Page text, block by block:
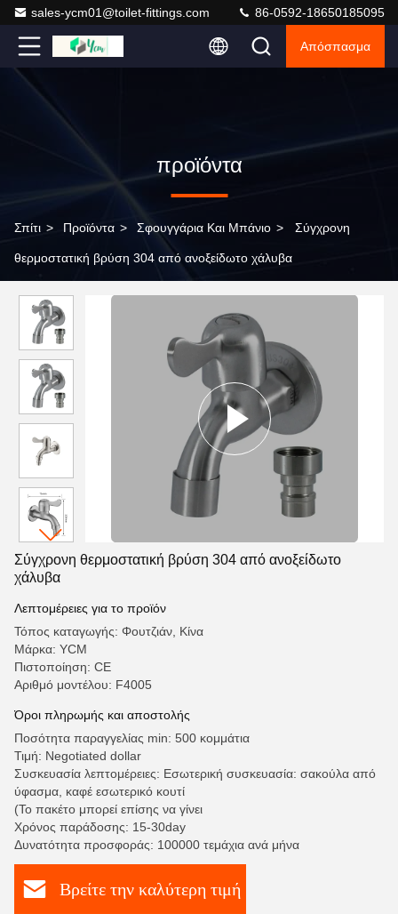
sales-ycm01@toilet-fittings.com 86-0592-18650185095
Απόσπασμα
προϊόντα
Σπίτι > Προϊόντα > Σφουγγάρια Και Μπάνιο > Σύγχρονη
θερμοστατική βρύση 304 από ανοξείδωτο χάλυβα
Σύγχρονη θερμοστατική βρύση 304 από ανοξείδωτο
χάλυβα
Λεπτομέρειες για το προϊόν
Τόπος καταγωγής: Φουτζιάν, Κίνα
Μάρκα: YCM
Πιστοποίηση: CE
Αριθμό μοντέλου: F4005
Όροι πληρωμής και αποστολής
Ποσότητα παραγγελίας min: 500 κομμάτια
Τιμή: Negotiated dollar
Συσκευασία λεπτομέρειες: Εσωτερική συσκευασία: σακούλα από
ύφασμα, καφέ εσωτερικό κουτί
(Το πακέτο μπορεί επίσης να γίνει
Χρόνος παράδοσης: 15-30day
Δυνατότητα προσφοράς: 100000 τεμάχια ανά μήνα
Βρείτε την καλύτερη τιμή